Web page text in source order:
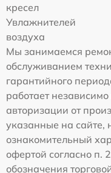
кресел
Увлажнителей
воздуха
Мы занимаемся
обслуживанием
гарантийного
работает
авторизации от
указанные на сайте,
ознакомительный
офертой согласно п.
обозначения